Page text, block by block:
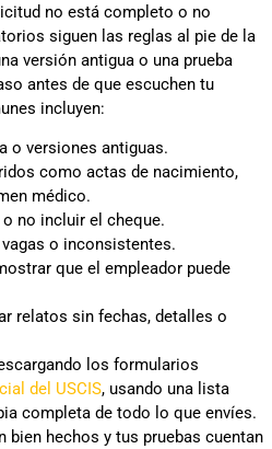
no está completo o no
siguen las reglas al pie de la
versión antigua o una prueba
antes de que escuchen tu
incluyen:
o versiones antiguas.
como actas de nacimiento,
médico.
no incluir el cheque.
o inconsistentes.
que el empleador puede
relatos sin fechas, detalles o
los formularios
del USCIS, usando una lista
completa de todo lo que envíes.
bien hechos y tus pruebas cuentan